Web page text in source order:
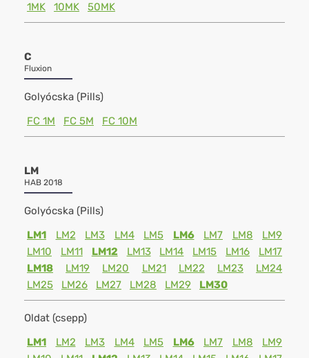
1MK
10MK 50MK
C
Fluxion
Golyócska (Pills)
FC 1M
FC 5M FC 10M
LM
HAB 2018
Golyócska (Pills)
LM1
LM2 LM3 LM4 LM5 LM6 LM7 LM8
LM9
LM10
LM11 LM12 LM13 LM14 LM15 LM16
LM17
LM18
LM19 LM20 LM21 LM22 LM23
LM24
LM25
LM26 LM27 LM28 LM29 LM30
Oldat (csepp)
LM1
LM2 LM3 LM4 LM5 LM6 LM7 LM8
LM9